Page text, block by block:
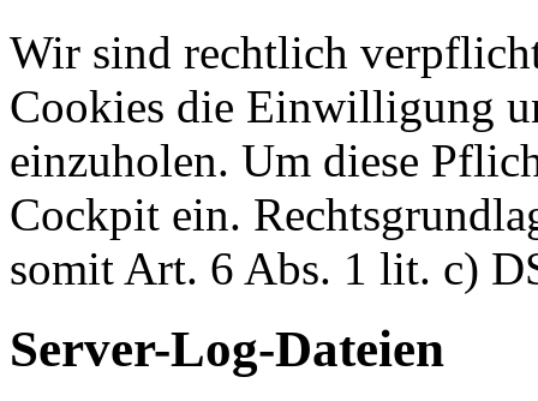
Wir sind rechtlich
Cookies die Einwilligung
einzuholen. Um diese
Cockpit ein.
somit Art. 6 Abs. 1 lit. c)
Server-Log-Dateien